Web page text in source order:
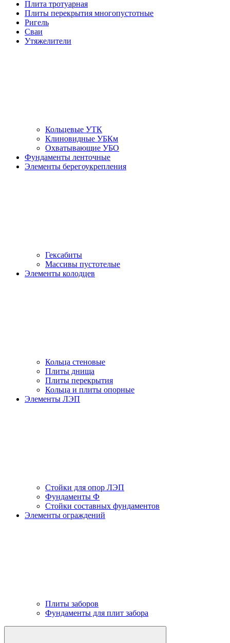
Плита тротуарная
Плиты перекрытия многопустотные
Ригель
Сваи
Утяжелители
Кольцевые УТК
Клиновидные УБКм
Охватывающие УБО
Фундаменты ленточные
Элементы берегоукрепления
Гексабиты
Массивы пустотелые
Элементы колодцев
Кольца стеновые
Плиты днища
Плиты перекрытия
Кольца и плиты опорные
Элементы ЛЭП
Стойки для опор ЛЭП
Фундаменты Ф
Стойки составных фундаментов
Элементы ограждений
Плиты заборов
Фундаменты для плит забора